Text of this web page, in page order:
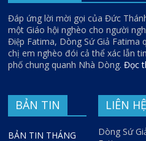
Đáp ứng lời mời gọi của Đức
một Giáo hội nghèo cho người
Điệp Fatima, Dòng Sứ Giả Fatima
chị em nghèo đói cả thể xác lẫn
phố chung quanh Nhà Dòng.Đọc
BẢN TIN
BẢN TIN THÁNG
LIÊN HỆ
Dòng Sứ